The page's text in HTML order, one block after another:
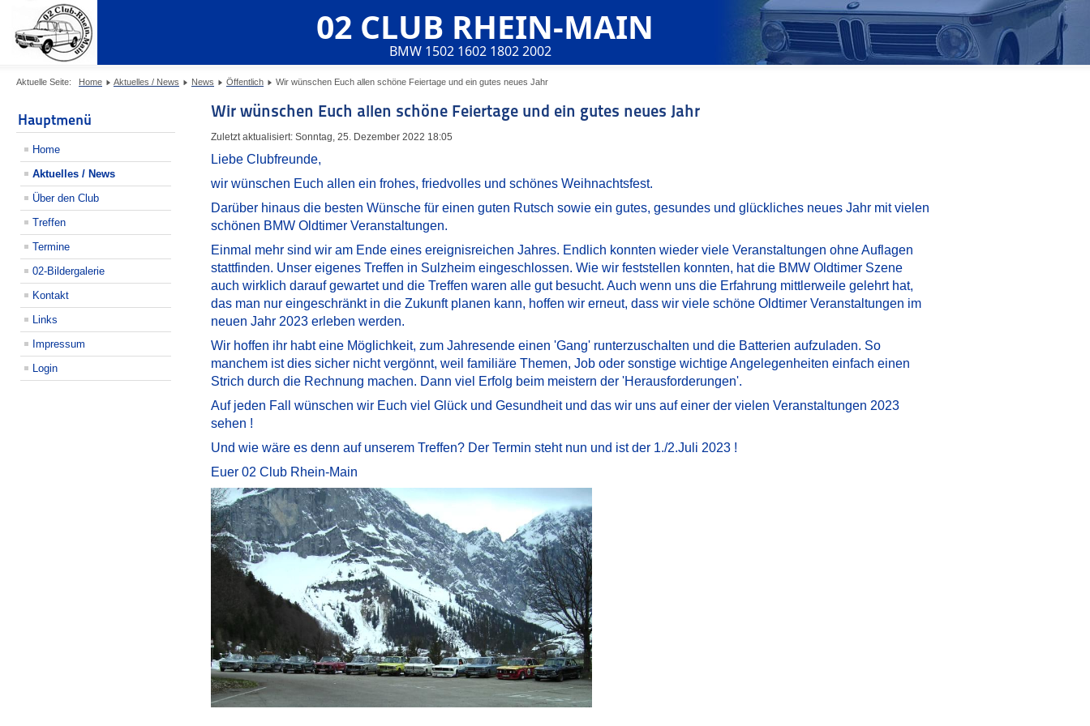
02 CLUB RHEIN-MAIN
BMW 1502 1602 1802 2002
Aktuelle Seite: Home Aktuelles / News News Öffentlich Wir wünschen Euch allen schöne Feiertage und ein gutes neues Jahr
Hauptmenü
Home
Aktuelles / News
Über den Club
Treffen
Termine
02-Bildergalerie
Kontakt
Links
Impressum
Login
Wir wünschen Euch allen schöne Feiertage und ein gutes neues Jahr
Zuletzt aktualisiert: Sonntag, 25. Dezember 2022 18:05
Liebe Clubfreunde,
wir wünschen Euch allen ein frohes, friedvolles und schönes Weihnachtsfest.
Darüber hinaus die besten Wünsche für einen guten Rutsch sowie ein gutes, gesundes und glückliches neues Jahr mit vielen
schönen BMW Oldtimer Veranstaltungen.
Einmal mehr sind wir am Ende eines ereignisreichen Jahres. Endlich konnten wieder viele Veranstaltungen ohne Auflagen
stattfinden. Unser eigenes Treffen in Sulzheim eingeschlossen. Wie wir feststellen konnten, hat die BMW Oldtimer Szene
auch wirklich darauf gewartet und die Treffen waren alle gut besucht. Auch wenn uns die Erfahrung mittlerweile gelehrt hat,
das man nur eingeschränkt in die Zukunft planen kann, hoffen wir erneut, dass wir viele schöne Oldtimer Veranstaltungen im
neuen Jahr 2023 erleben werden.
Wir hoffen ihr habt eine Möglichkeit, zum Jahresende einen 'Gang' runterzuschalten und die Batterien aufzuladen. So
manchem ist dies sicher nicht vergönnt, weil familiäre Themen, Job oder sonstige wichtige Angelegenheiten einfach einen
Strich durch die Rechnung machen. Dann viel Erfolg beim meistern der 'Herausforderungen'.
Auf jeden Fall wünschen wir Euch viel Glück und Gesundheit und das wir uns auf einer der vielen Veranstaltungen 2023
sehen !
Und wie wäre es denn auf unserem Treffen? Der Termin steht nun und ist der 1./2.Juli 2023 !
Euer 02 Club Rhein-Main